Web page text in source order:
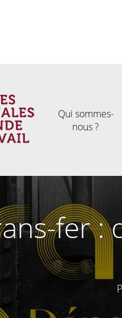
Qui sommes-
nous ?
fer :